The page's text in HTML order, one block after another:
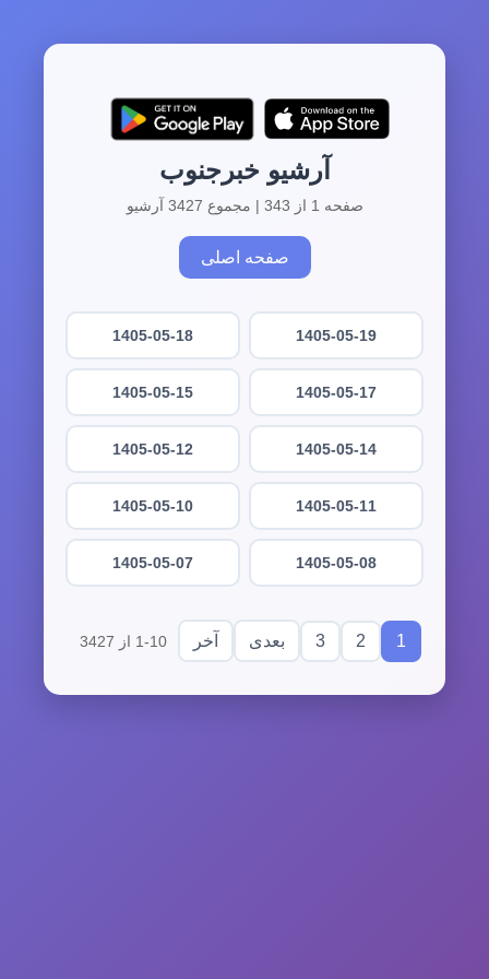
آرشیو خبرجنوب
صفحه 1 از 343 | مجموع 3427 آرشیو
صفحه اصلی
1405-05-19
1405-05-18
1405-05-17
1405-05-15
1405-05-14
1405-05-12
1405-05-11
1405-05-10
1405-05-08
1405-05-07
1
2
3 بعدی آخر 1-10 از 3427